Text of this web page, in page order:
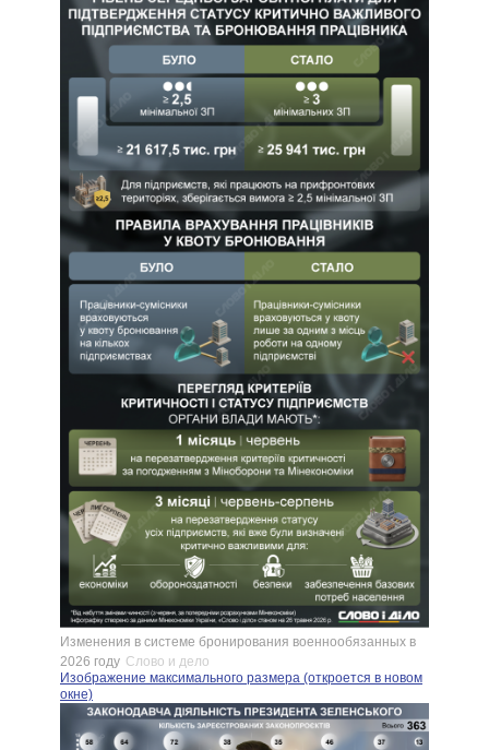
Изменения в системе бронирования военнообязанных в
2026 году Слово и дело
Изображение максимального размера (откроется в новом
окне)